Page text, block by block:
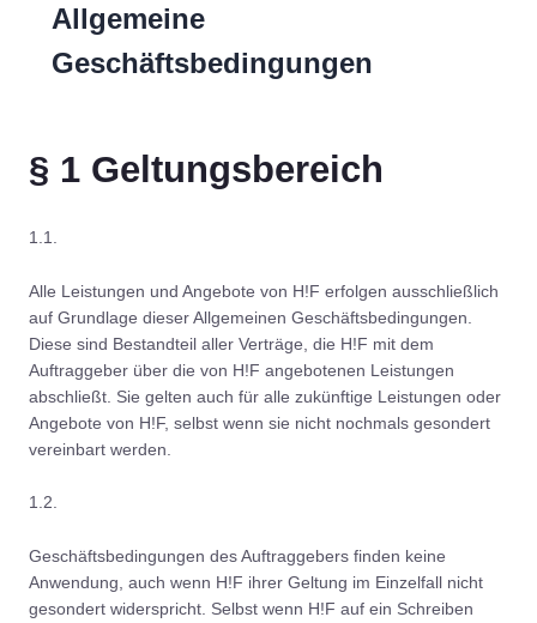
Allgemeine
Geschäftsbedingungen
§ 1 Geltungsbereich
1.1.
Alle Leistungen und Angebote von H!F erfolgen ausschließlich
auf Grundlage dieser Allgemeinen Geschäftsbedingungen.
Diese sind Bestandteil aller Verträge, die H!F mit dem
Auftraggeber über die von H!F angebotenen Leistungen
abschließt. Sie gelten auch für alle zukünftige Leistungen oder
Angebote von H!F, selbst wenn sie nicht nochmals gesondert
vereinbart werden.
1.2.
Geschäftsbedingungen des Auftraggebers finden keine
Anwendung, auch wenn H!F ihrer Geltung im Einzelfall nicht
gesondert widerspricht. Selbst wenn H!F auf ein Schreiben